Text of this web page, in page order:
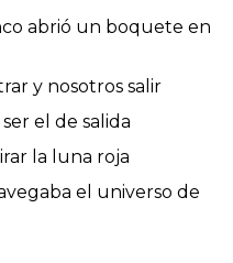
abrió un boquete en
y nosotros salir
el de salida
la luna roja
el universo de